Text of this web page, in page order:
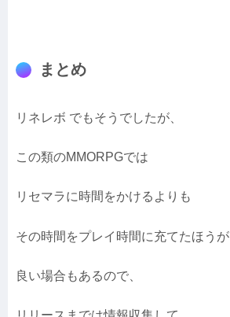
まとめ
リネレボ でもそうでしたが、
この類のMMORPGでは
リセマラに時間をかけるよりも
その時間をプレイ時間に充てたほうが
良い場合もあるので、